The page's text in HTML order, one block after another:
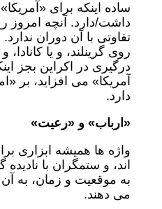
ساده اینکه برای
داشت/دارد. آنچه امروز
تفاوتی با آن دوران
روی گرینلند، و یا
درگیری در اکراین بجز
آمریکا» می افزاید، بر
دارد.
«ارباب» و «رعیت»
واژه ها همیشه ابزاری
اند، و ستمگران با
به موقعیت و زمان، به آن
می دهند.